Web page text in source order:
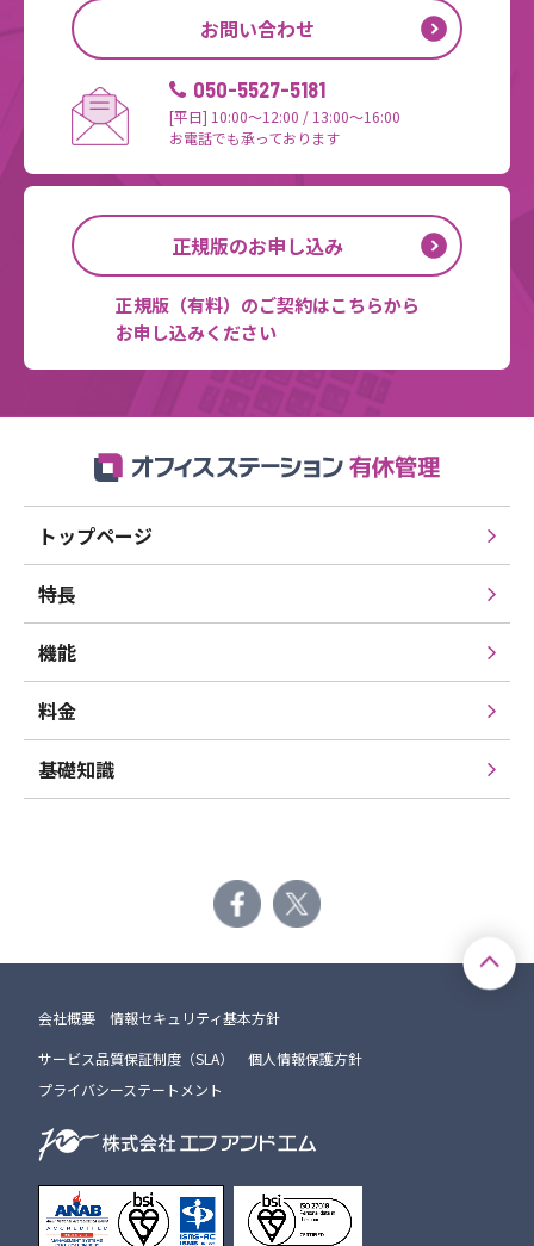
お問い合わせ
050-5527-5181
[平日] 10:00～12:00 / 13:00～16:00
お電話でも承っております
正規版（有料）のご契約はこちらから
お申し込みください
正規版のお申し込み
トップページ
特長
機能
料金
基礎知識
会社概要
情報セキュリティ基本方針
サービス品質保証制度（SLA）
個人情報保護方針
プライバシーステートメント